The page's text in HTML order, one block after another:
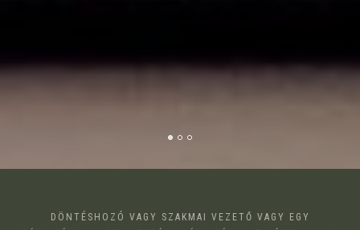
DÖNTÉSHOZÓ VAGY SZAKMAI VEZETŐ VAGY EGY